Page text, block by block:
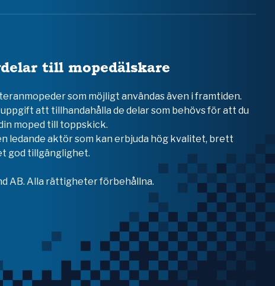
till mopedälskare
som möjligt användas även i framtiden.
att tillhandahålla de delar som behövs för att du
moped till toppskick.
ledande aktör som kan erbjuda hög kvalitet, brett
god tillgänglighet.
AB. Alla rättigheter förbehållna.